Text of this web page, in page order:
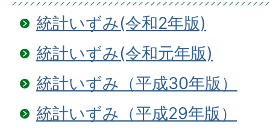
統計いずみ(令和2年版)
統計いずみ(令和元年版)
統計いずみ（平成30年版）
統計いずみ（平成29年版）